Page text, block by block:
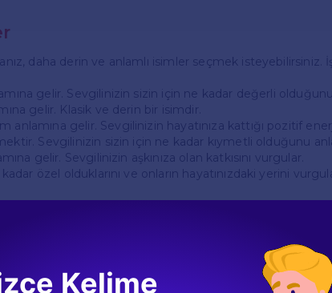
daha derin ve anlamlı isimler seçmek isteyebilirsiniz.
gelir. Sevgilinizin sizin için ne kadar değerli
gelir. Klasik ve derin bir isimdir.
anlamına gelir. Sevgilinizin hayatınıza kattığı pozitif
Sevgilinizin sizin için ne kadar kıymetli olduğunu
gelir. Sevgilinizin aşkınıza olan katkısını vurgular.
özel olduklarını ve onların hayatınızdaki yerini
bir yapıya sahipse, sevgilinizi kaydetmek için komik
Kelime